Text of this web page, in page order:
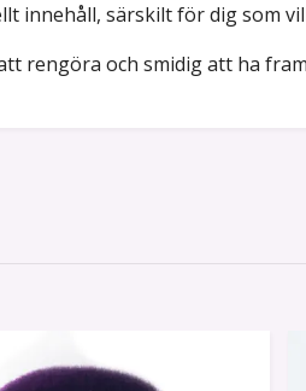
innehåll, särskilt för dig som
rengöra och smidig att ha